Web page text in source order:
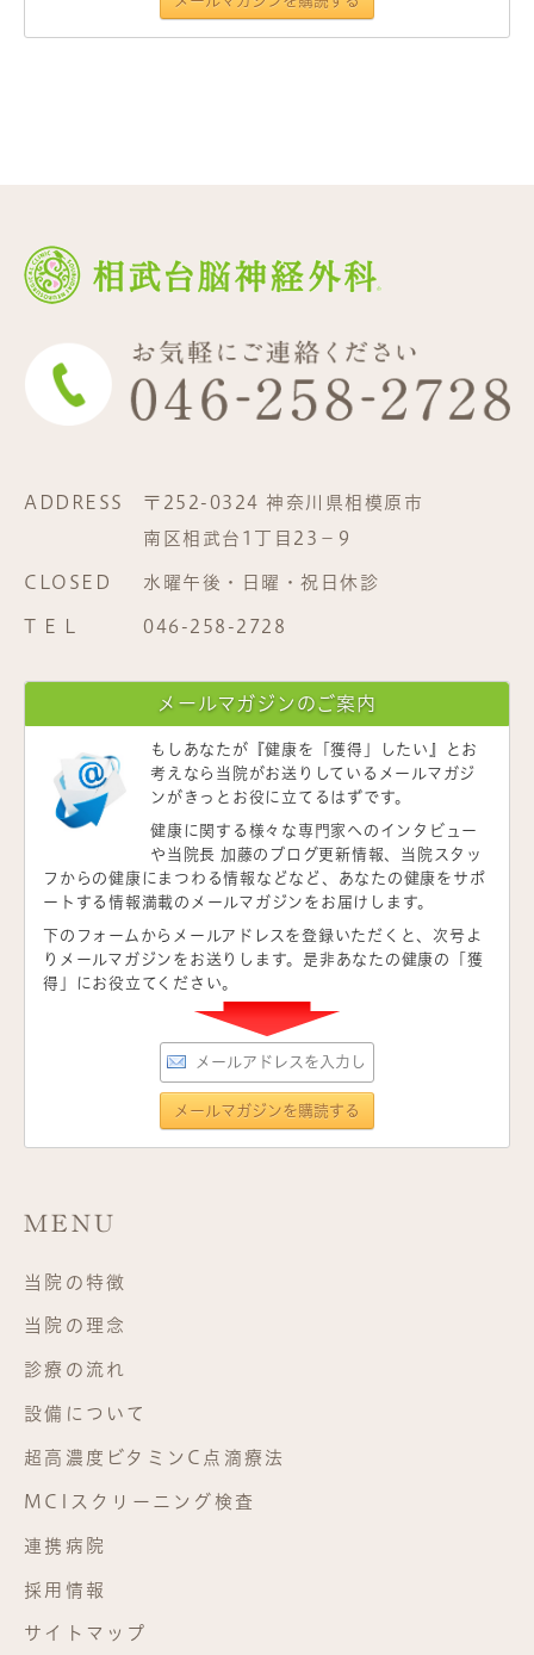
ADDRESS
〒252-0324 神奈川県相模原市
南区相武台1丁目23−9
CLOSED 水曜午後・日曜・祝日休診
T E L 046-258-2728
メールマガジンのご案内
もしあなたが 『健康を「獲得」したい』
とお
考えなら当院がお送りしているメールマガジ
ンがきっとお役に立てるはずです。
健康に関する様々な専門家へのインタビュー
や当院長 加藤のブログ更新情報、当院スタッ
フからの健康にまつわる情報などなど、あなたの健康をサポ
ートする情報満載のメールマガジンをお届けします。
下のフォームからメールアドレスを登録いただくと、次号よ
りメールマガジンをお送りします。是非あなたの健康の「獲
得」にお役立てください。
MENU
当院の特徴
当院の理念
診療の流れ
設備について
超高濃度ビタミンC点滴療法
MCIスクリーニング検査
連携病院
採用情報
サイトマップ